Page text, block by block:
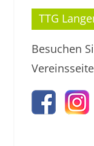
TTG
Besuchen